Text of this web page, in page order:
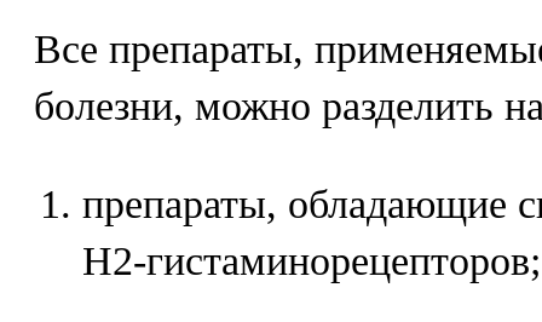
Все препараты,
болезни, можно разделить
препараты, обладающие
Н2-гистаминорецепторов;